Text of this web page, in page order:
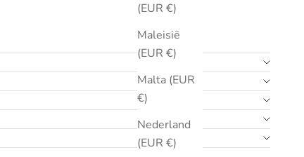
(EUR €)
Maleisië
(EUR €)
Malta (EUR
€)
Nederland
(EUR €)